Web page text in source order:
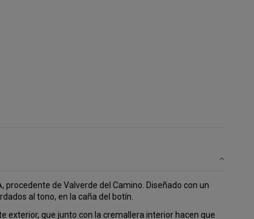
procedente de Valverde del Camino. Diseñado con un
al tono, en la caña del botín.
exterior, que junto con la cremallera interior hacen que